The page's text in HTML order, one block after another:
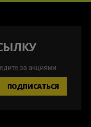
за акциями
ПОДПИСАТЬСЯ